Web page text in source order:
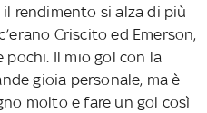
rendimento si alza di più
Criscito ed Emerson,
pochi. Il mio gol con la
gioia personale, ma è
molto e fare un gol così